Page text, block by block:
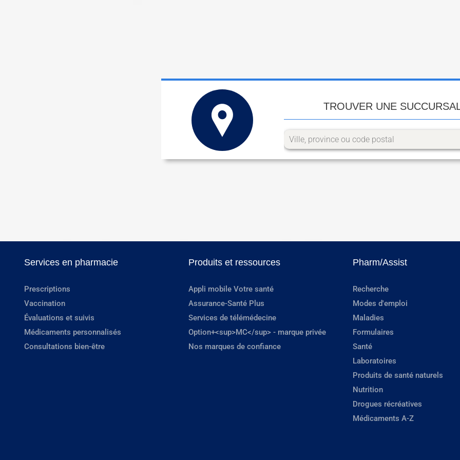
TROUVER UNE
Services en pharmacie
Prescriptions
Vaccination
Évaluations et suivis
Médicaments personnalisés
Consultations bien-être
Produits et ressources
Appli mobile Votre santé
Assurance-Santé Plus
Services de télémédecine
Option+<sup>MC</sup> - marque privée
Nos marques de confiance
Pharm/Assist
Recherche
Modes d'emploi
Maladies
Formulaires
Santé
Laboratoires
Produits de santé naturels
Nutrition
Drogues récréatives
Médicaments A-Z